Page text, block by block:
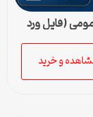
(فایل ورد
و خرید